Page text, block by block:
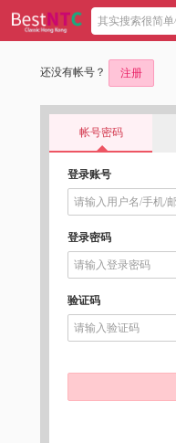
还没有帐号？ 注册
帐号密码
登录账号
登录密码
验证码